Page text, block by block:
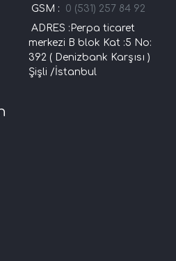
GSM : 0 (531) 257 84 92
ADRES :Perpa ticaret
merkezi B blok Kat :5 No:
392 ( Denizbank Karşısı )
Şişli /İstanbul